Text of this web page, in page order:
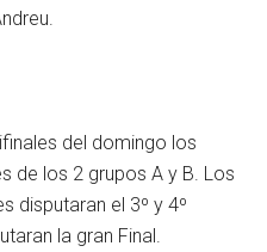
del domingo los
de los 2 grupos A y B. Los
disputaran el 3º y 4º
la gran Final.